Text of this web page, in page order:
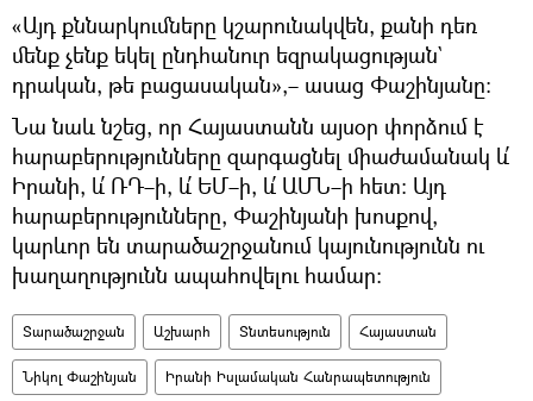
«Այդ քննարկումները կշարունակվեն, քանի դեռ
մենք չենք եկել ընդհանուր եզրակացության`
դրական, թե բացասական»,– ասաց Փաշինյանը։
Նա նաև նշեց, որ Հայաստանն այսօր փորձում է
հարաբերությունները զարգացնել միաժամանակ և՛
Իրանի, և՛ ՌԴ–ի, և՛ ԵՄ–ի, և՛ ԱՄՆ–ի հետ։ Այդ
հարաբերությունները, Փաշինյանի խոսքով,
կարևոր են տարածաշրջանում կայունությունն ու
խաղաղությունն ապահովելու համար։
Տարածաշրջան Աշխարհ Տնտեսություն Հայաստան
Նիկոլ Փաշինյան Իրանի Իսլամական Հանրապետություն